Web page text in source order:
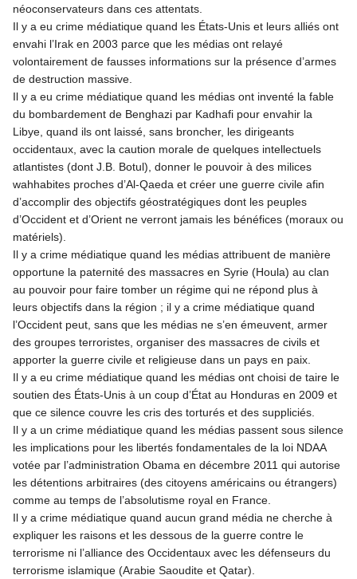
néoconservateurs dans ces attentats.
Il y a eu crime médiatique quand les États-Unis et leurs alliés ont
envahi l’Irak en 2003 parce que les médias ont relayé
volontairement de fausses informations sur la présence d’armes
de destruction massive.
Il y a eu crime médiatique quand les médias ont inventé la fable
du bombardement de Benghazi par Kadhafi pour envahir la
Libye, quand ils ont laissé, sans broncher, les dirigeants
occidentaux, avec la caution morale de quelques intellectuels
atlantistes (dont J.B. Botul), donner le pouvoir à des milices
wahhabites proches d’Al-Qaeda et créer une guerre civile afin
d’accomplir des objectifs géostratégiques dont les peuples
d’Occident et d’Orient ne verront jamais les bénéfices (moraux ou
matériels).
Il y a crime médiatique quand les médias attribuent de manière
opportune la paternité des massacres en Syrie (Houla) au clan
au pouvoir pour faire tomber un régime qui ne répond plus à
leurs objectifs dans la région ; il y a crime médiatique quand
l’Occident peut, sans que les médias ne s’en émeuvent, armer
des groupes terroristes, organiser des massacres de civils et
apporter la guerre civile et religieuse dans un pays en paix.
Il y a eu crime médiatique quand les médias ont choisi de taire le
soutien des États-Unis à un coup d’État au Honduras en 2009 et
que ce silence couvre les cris des torturés et des suppliciés.
Il y a un crime médiatique quand les médias passent sous silence
les implications pour les libertés fondamentales de la loi NDAA
votée par l’administration Obama en décembre 2011 qui autorise
les détentions arbitraires (des citoyens américains ou étrangers)
comme au temps de l’absolutisme royal en France.
Il y a crime médiatique quand aucun grand média ne cherche à
expliquer les raisons et les dessous de la guerre contre le
terrorisme ni l’alliance des Occidentaux avec les défenseurs du
terrorisme islamique (Arabie Saoudite et Qatar).